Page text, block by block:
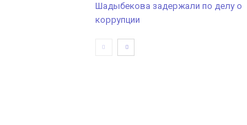
Шадыбекова задержали по делу о
коррупции